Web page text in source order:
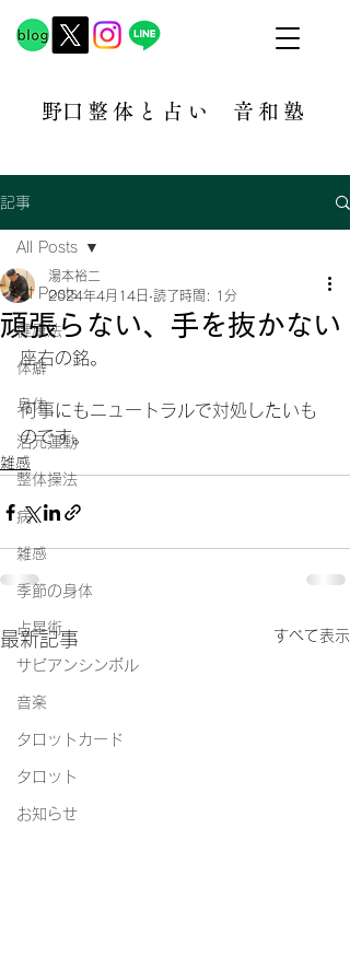
​野口整体と占い 音和塾​
記事
All Posts
健康法
体癖
身体
活元運動
整体操法
病
雑感
季節の身体
占星術
サビアンシンボル
音楽
タロットカード
タロット
お知らせ
All Posts
頑張らない、手を抜かない
湯本裕二
2024年4月14日 読了時間: 1分
座右の銘。
何事にもニュートラルで対処したいも
のです。
雑感
最新記事 すべて表示